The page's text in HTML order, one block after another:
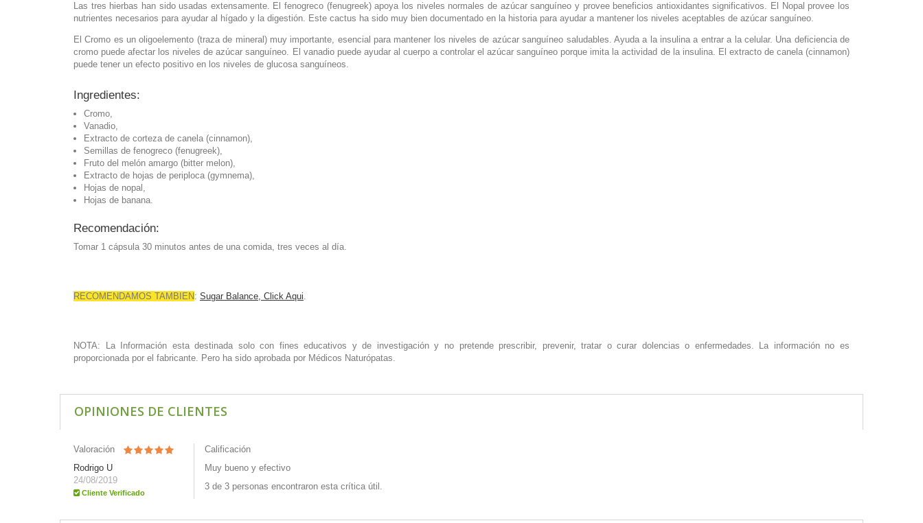
Las tres hierbas han sido usadas extensamente. El fenogreco (fenugreek) apoya los niveles normales de azúcar sanguíneo y provee beneficios antioxidantes significativos. El Nopal provee los
nutrientes necesarios para ayudar al hígado y la digestión. Este cactus ha sido muy bien documentado en la historia para ayudar a mantener los niveles aceptables de azúcar sanguíneo.
El Cromo es un oligoelemento (traza de mineral) muy importante, esencial para mantener los niveles de azúcar sanguíneo saludables. Ayuda a la insulina a entrar a la celular. Una deficiencia de
cromo puede afectar los niveles de azúcar sanguíneo. El vanadio puede ayudar al cuerpo a controlar el azúcar sanguíneo porque imita la actividad de la insulina. El extracto de canela (cinnamon)
puede tener un efecto positivo en los niveles de glucosa sanguíneos.
Ingredientes:
Cromo,
Vanadio,
Extracto de corteza de canela (cinnamon),
Semillas de fenogreco (fenugreek),
Fruto del melón amargo (bitter melon),
Extracto de hojas de periploca (gymnema),
Hojas de nopal,
Hojas de banana.
Recomendación:
Tomar 1 cápsula 30 minutos antes de una comida, tres veces al día.
RECOMENDAMOS TAMBIEN: Sugar Balance, Click Aqui.
NOTA: La Información esta destinada solo con fines educativos y de investigación y no pretende prescribir, prevenir, tratar o curar dolencias o enfermedades. La información no es
proporcionada por el fabricante. Pero ha sido aprobada por Médicos Naturópatas.
OPINIONES DE CLIENTES
Valoración
Rodrigo U
24/08/2019
Cliente Verificado
Calificación
Muy bueno y efectivo
3 de 3 personas encontraron esta crítica útil.